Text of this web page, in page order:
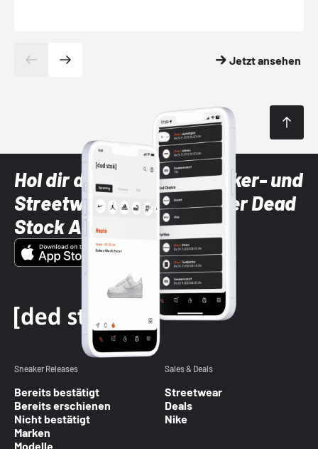
Jetzt ansehen
Hol dir die neuesten Sneaker- und
Streetwear-Brands mit der Dead
Stock App
Sneaker Releases
Bereits bestätigt
Bereits erschienen
Nicht bestätigt
Marken
Modelle
Sales & Deals
Streetwear
Deals
Nike